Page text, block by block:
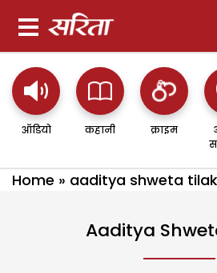
ऑडियो कहानी क्राइम
Home » aaditya shweta tilak
Aaditya